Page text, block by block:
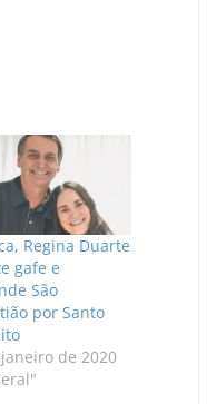
Regina Duarte
gafe e
São
por Santo
de 2020